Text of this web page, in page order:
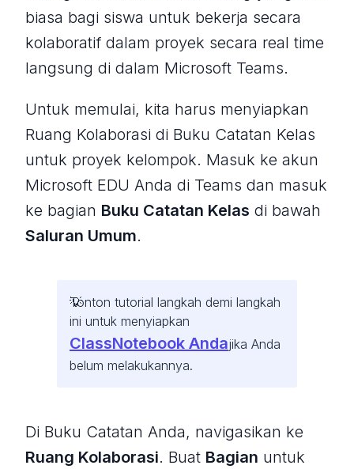
biasa bagi siswa untuk bekerja secara
kolaboratif dalam proyek secara real time
langsung di dalam Microsoft Teams.
Untuk memulai, kita harus menyiapkan
Ruang Kolaborasi di Buku Catatan Kelas
untuk proyek kelompok. Masuk ke akun
Microsoft EDU Anda di Teams dan masuk
ke bagian Buku Catatan Kelas di bawah
Saluran Umum.
Tonton tutorial langkah demi langkah
ini untuk menyiapkan
ClassNotebook Andajika Anda
belum melakukannya.
Di Buku Catatan Anda, navigasikan ke
Ruang Kolaborasi. Buat Bagian untuk